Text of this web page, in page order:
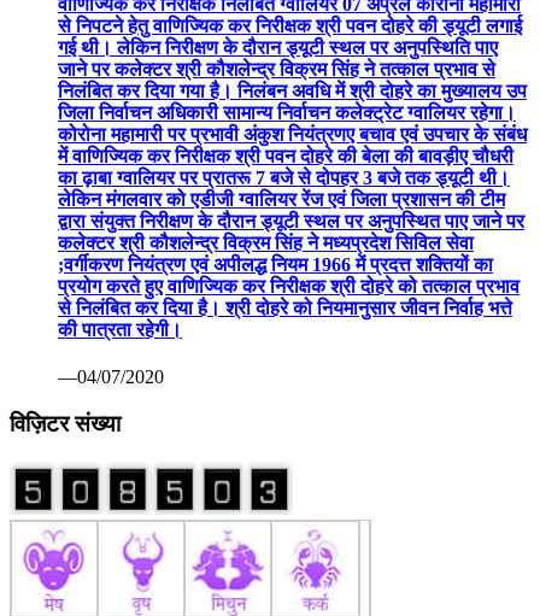
अन्य ख़बरें
कोरोना वैक्सीन पर रूस ने मारी बाजी: सितंबर तक बाजार में आ सकती
खिलाडी अपने श्रेष्ठ प्रदर्षन से प्रतियोगिता को बनाएं रोमांचक: श्री
मेहता 82वीं अखिल भारतीय सिंधिया स्वर्ण कप हॉकी प्रतियोगिता
—03/24/2019